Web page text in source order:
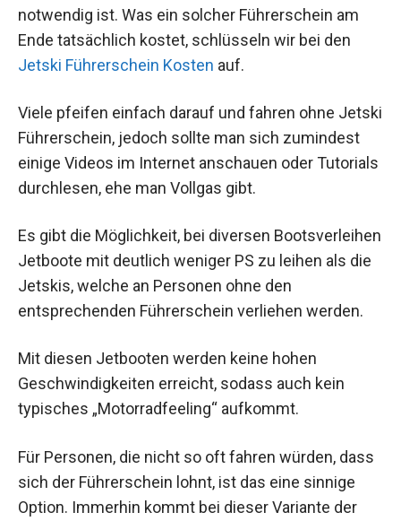
notwendig ist. Was ein solcher Führerschein am
Ende tatsächlich kostet, schlüsseln wir bei den
Jetski Führerschein Kosten auf.
Viele pfeifen einfach darauf und fahren ohne Jetski
Führerschein, jedoch sollte man sich zumindest
einige Videos im Internet anschauen oder Tutorials
durchlesen, ehe man Vollgas gibt.
Es gibt die Möglichkeit, bei diversen Bootsverleihen
Jetboote mit deutlich weniger PS zu leihen als die
Jetskis, welche an Personen ohne den
entsprechenden Führerschein verliehen werden.
Mit diesen Jetbooten werden keine hohen
Geschwindigkeiten erreicht, sodass auch kein
typisches „Motorradfeeling“ aufkommt.
Für Personen, die nicht so oft fahren würden, dass
sich der Führerschein lohnt, ist das eine sinnige
Option. Immerhin kommt bei dieser Variante der